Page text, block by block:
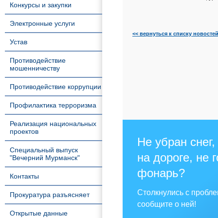
Конкурсы и закупки
Электронные услуги
Устав
Противодействие
мошенничеству
Противодействие коррупции
Профилактика терроризма
Реализация национальных
проектов
Специальный выпуск
"Вечерний Мурманск"
Контакты
Прокуратура разъясняет
Открытые данные
<< вернуться к списку новостей
Не убран
на дороге, не
фонарь?
Столкнулись с
сообщите о ней!